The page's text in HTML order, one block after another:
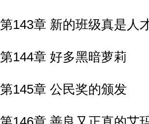
第143章 新的班级真是人
第144章 好多黑暗萝莉
第145章 公民奖的颁发